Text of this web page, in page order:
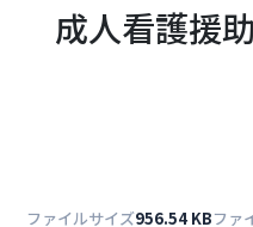
成人看護援
ファイルサイズ956.54 KBファ